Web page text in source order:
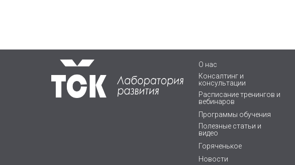
О нас
Консалтинг и
консультации
Расписание тренингов и
вебинаров
Программы обучения
Полезные статьи и
видео
Горяченькое
Новости